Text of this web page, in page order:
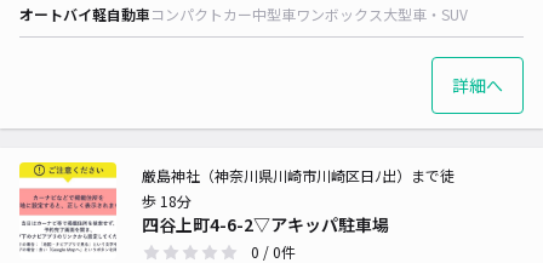
オートバイ軽自動車コンパクトカー中型車ワンボックス大型車・SUV
詳細へ
四谷上町4-6-2▽アキッパ駐車場
厳島神社（神奈川県川崎市川崎区日ﾉ出）まで徒
歩 18分
0 / 0件